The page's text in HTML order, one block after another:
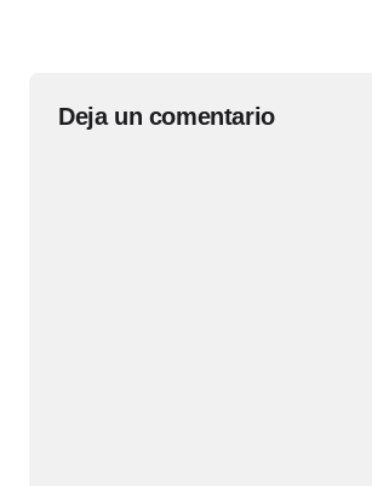
Deja un comentario